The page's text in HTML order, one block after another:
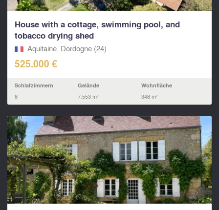
House with a cottage, swimming pool, and
tobacco drying shed
Aquitaine, Dordogne (24)
525.000 €
Schlafzimmern
8
Gelände
7.553 m²
Wohnfläche
348 m²